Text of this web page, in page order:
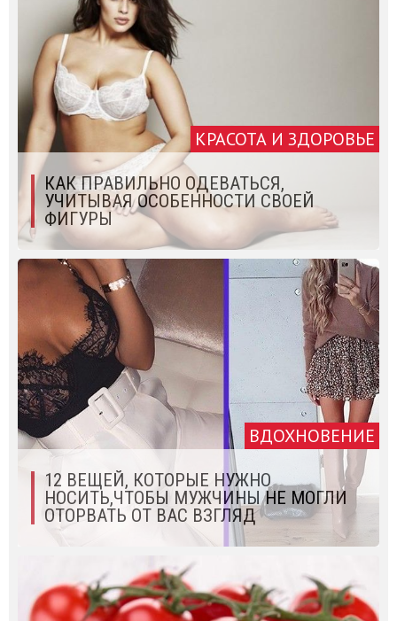
КРАСОТА И ЗДОРОВЬЕ
КАК ПРАВИЛЬНО ОДЕВАТЬСЯ,
УЧИТЫВАЯ ОСОБЕННОСТИ СВОЕЙ
ФИГУРЫ
ВДОХНОВЕНИЕ
12 ВЕЩЕЙ, КОТОРЫЕ НУЖНО
НОСИТЬ,ЧТОБЫ МУЖЧИНЫ НЕ МОГЛИ
ОТОРВАТЬ ОТ ВАС ВЗГЛЯД